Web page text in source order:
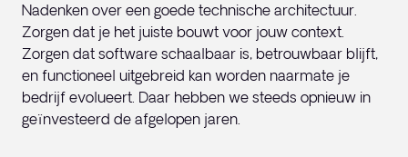
Nadenken over een goede technische architectuur.
Zorgen dat je het juiste bouwt voor jouw context.
Zorgen dat software schaalbaar is, betrouwbaar blijft,
en functioneel uitgebreid kan worden naarmate je
bedrijf evolueert. Daar hebben we steeds opnieuw in
geïnvesteerd de afgelopen jaren.